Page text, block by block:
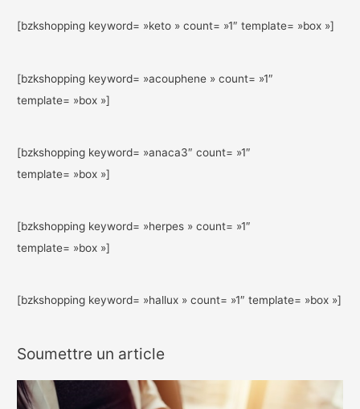
[bzkshopping keyword= »keto » count= »1″ template= »box »]
[bzkshopping keyword= »acouphene » count= »1″
template= »box »]
[bzkshopping keyword= »anaca3″ count= »1″
template= »box »]
[bzkshopping keyword= »herpes » count= »1″
template= »box »]
[bzkshopping keyword= »hallux » count= »1″ template= »box »]
Soumettre un article